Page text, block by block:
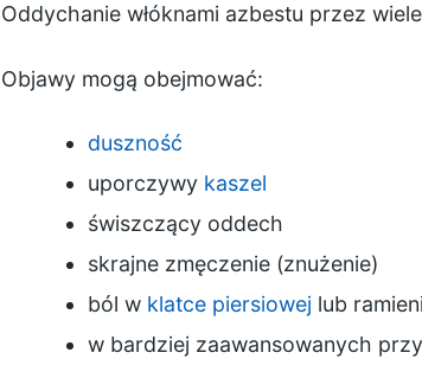
Oddychanie włóknami azbestu przez
Objawy mogą obejmować:
duszność
uporczywy kaszel
świszczący oddech
skrajne zmęczenie (znużenie)
ból w klatce piersiowej lub
w bardziej zaawansowanych